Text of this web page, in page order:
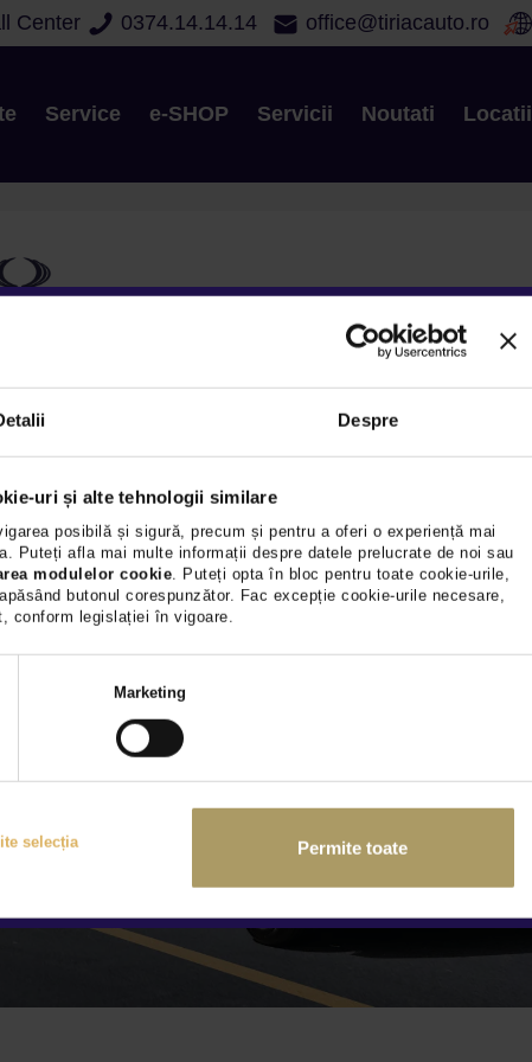
Despre
uri și alte tehnologii similare
posibilă și sigură, precum și pentru a oferi o experiență mai
Puteți afla mai multe informații despre datele prelucrate de noi sau
modulelor cookie. Puteți opta în bloc pentru toate cookie-urile,
butonul corespunzător. Fac excepție cookie-urile necesare,
conform legislației în vigoare.
consimțământuluiMarketing
selecția Permite toate
Center 0374.14.14.14 office@tiriacauto.ro
Service e-SHOP Servicii Noutati Locatii
Nu